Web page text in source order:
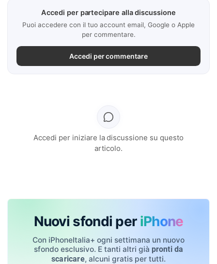
Accedi per partecipare alla discussione
Puoi accedere con il tuo account email, Google o Apple
per commentare.
Accedi per commentare
Accedi per iniziare la discussione su questo
articolo.
Nuovi sfondi per iPhone
Con iPhoneItalia+ ogni settimana un nuovo
sfondo esclusivo. E tanti altri già pronti da
scaricare, alcuni gratis per tutti.